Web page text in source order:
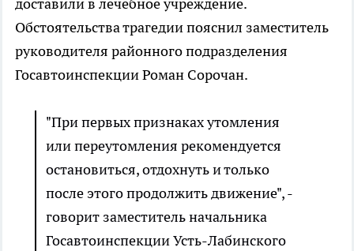
доставили в лечебное учреждение.
Обстоятельства трагедии пояснил заместитель
руководителя районного подразделения
Госавтоинспекции Роман Сорочан.
"При первых признаках утомления
или переутомления рекомендуется
остановиться, отдохнуть и только
после этого продолжить движение", -
говорит заместитель начальника
Госавтоинспекции Усть-Лабинского